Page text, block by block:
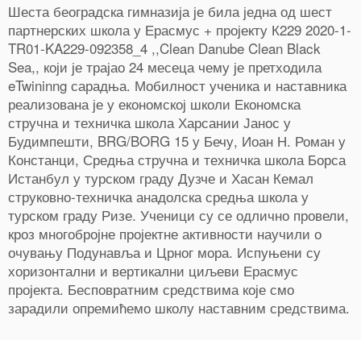
Шеста београдска гимназија је била једна од шест
партнерских школа у Ерасмус + пројекту К229 2020-1-
TR01-KA229-092358_4 ,,Clean Danube Clean Black
Sea,, који је трајао 24 месеца чему је претходила
eTwininng сарадња. Мобилност ученика и наставника
реализована је у економској школи Економска
стручна и техничка школа Харсании Јанос у
Будимпешти, BRG/BORG 15 у Бечу, Иоан Н. Роман у
Констанци, Средња стручна и техничка школа Борса
Истанбул у турском граду Дузче и Хасан Кемал
струковно-техничка анадолска средња школа у
турском граду Ризе. Ученици су се одлично провели,
кроз многобројне пројектне активности научили о
очувању Подунавља и Црног мора. Испуњени су
хоризонтални и вертикални циљеви Ерасмус
пројекта. Бесповратним средствима које смо
зарадили опремићемо школу наставним средствима.